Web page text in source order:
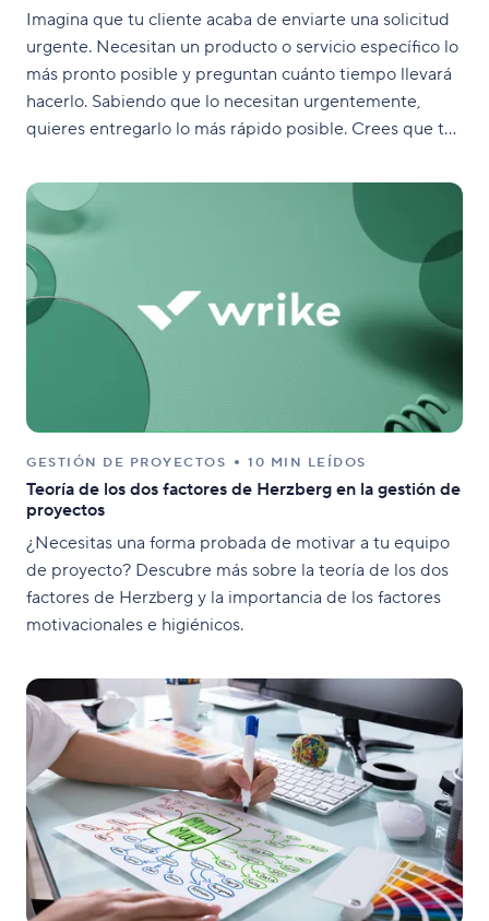
Imagina que tu cliente acaba de enviarte una solicitud
urgente. Necesitan un producto o servicio específico lo
más pronto posible y preguntan cuánto tiempo llevará
hacerlo. Sabiendo que lo necesitan urgentemente,
quieres entregarlo lo más rápido posible. Crees que tu
dentro del
GESTIÓN DE PROYECTOS 10 MIN LEÍDOS
Teoría de los dos factores de Herzberg en la gestión de
proyectos
¿Necesitas una forma probada de motivar a tu equipo
de proyecto? Descubre más sobre la teoría de los dos
factores de Herzberg y la importancia de los factores
motivacionales e higiénicos.